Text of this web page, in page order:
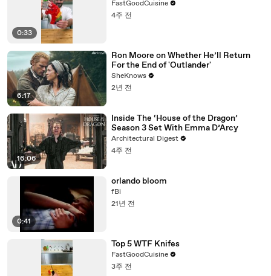
0:33
FastGoodCuisine
4주 전
6:17
Ron Moore on Whether He’ll Return
For the End of 'Outlander'
SheKnows
2년 전
16:06
Inside The ‘House of the Dragon’
Season 3 Set With Emma D’Arcy
Architectural Digest
4주 전
0:41
orlando bloom
fBi
21년 전
Top 5 WTF Knifes
FastGoodCuisine
3주 전